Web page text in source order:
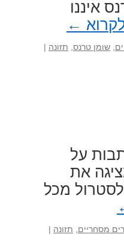
איננו
←
שומן טרנס תזונה |
על
את
מכל
מסחריים תזונה |